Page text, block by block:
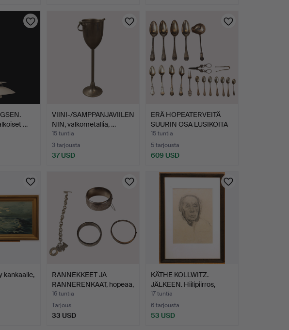
…
VIINI-/SAMPPANJAVIILEN
NIN, valkometallia, …
15 tuntia
3 tarjousta
37 USD
ERÄ HOPEATERVEITÄ
SUURIN OSA LUSIKOITA
ERI…
15 tuntia
5 tarjousta
609 USD
kankaalle,
RANNEKKEET JA
RANNERENKAAT, hopeaa,
teräst…
16 tuntia
Tarjous
33 USD
KÄTHE KOLLWITZ.
JÄLKEEN. Hiilipiirros,
muo…
17 tuntia
6 tarjousta
53 USD